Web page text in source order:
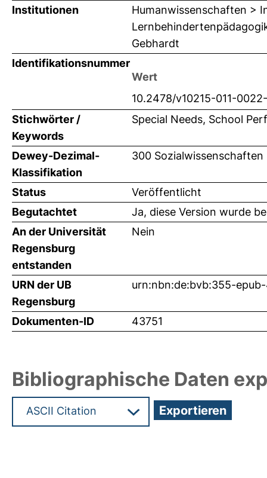
Institutionen
Humanwissenschaften >
Gebhardt
Identifikationsnummer
Wert
10.2478/v10215-011-
Stichwörter /
Keywords
Special Needs, School
Dewey-Dezimal-
Klassifikation
300
Status
Veröffentlicht
Begutachtet
Ja, diese Version wurde
An der Universität
Regensburg
entstanden
Nein
URN der UB
Regensburg
urn:nbn:de:bvb:355-
Dokumenten-ID 43751
Bibliographische Daten